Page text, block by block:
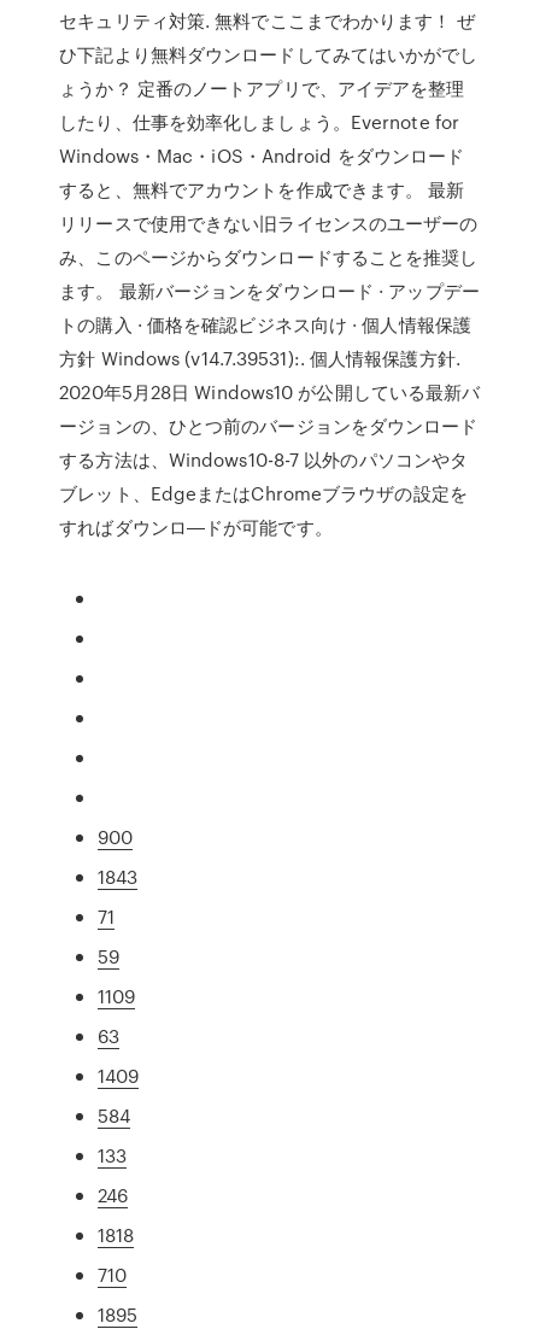
セキュリティ対策. 無料でここまでわかります！ ぜ
ひ下記より無料ダウンロードしてみてはいかがでし
ょうか？ 定番のノートアプリで、アイデアを整理
したり、仕事を効率化しましょう。Evernote for
Windows・Mac・iOS・Android をダウンロード
すると、無料でアカウントを作成できます。 最新
リリースで使用できない旧ライセンスのユーザーの
み、このページからダウンロードすることを推奨し
ます。 最新バージョンをダウンロード · アップデー
トの購入 · 価格を確認ビジネス向け · 個人情報保護
方針 Windows (v14.7.39531):. 個人情報保護方針.
2020年5月28日 Windows10 が公開している最新バ
ージョンの、ひとつ前のバージョンをダウンロード
する方法は、Windows10-8-7 以外のパソコンやタ
ブレット、EdgeまたはChromeブラウザの設定を
すればダウンロ―ドが可能です。
900
1843
71
59
1109
63
1409
584
133
246
1818
710
1895